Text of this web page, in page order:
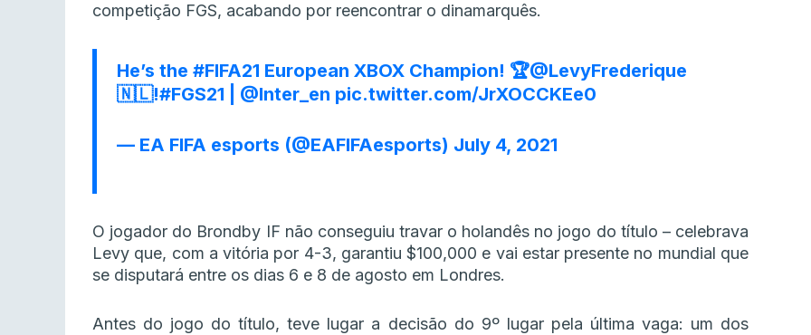
competição FGS, acabando por reencontrar o dinamarquês.
He’s the #FIFA21 European XBOX Champion! 🏆@LevyFrederique
🇳🇱!#FGS21 @Inter_en pic.twitter.com/JrXOCCKEe0
— EA FIFA esports (@EAFIFAesports) July 4, 2021
O jogador do Brondby IF não conseguiu travar o holandês no jogo do título – celebrava
Levy que, com a vitória por 4-3, garantiu $100,000 e vai estar presente no mundial que
se disputará entre os dias 6 e 8 de agosto em Londres.
Antes do jogo do título, teve lugar a decisão do 9º lugar pela última vaga: um dos